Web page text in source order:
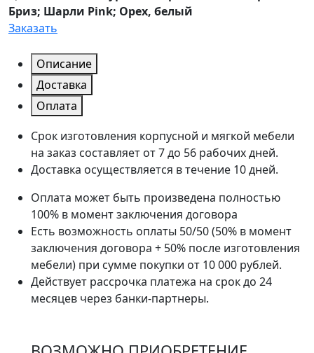
Бриз; Шарли Pink; Орех, белый
Заказать
Описание
Доставка
Оплата
Срок изготовления корпусной и мягкой мебели
на заказ составляет от 7 до 56 рабочих дней.
Доставка осуществляется в течение 10 дней.
Оплата может быть произведена полностью
100% в момент заключения договора
Есть возможность оплаты 50/50 (50% в момент
заключения договора + 50% после изготовления
мебели) при сумме покупки от 10 000 рублей.
Действует рассрочка платежа на срок до 24
месяцев через банки-партнеры.